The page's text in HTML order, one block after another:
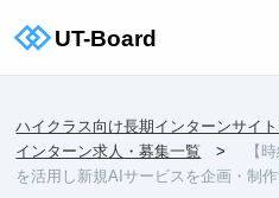
ハイクラス向け長期インターンサイト
インターン求人・募集一覧
【
を活用し新規AIサービスを企画・制